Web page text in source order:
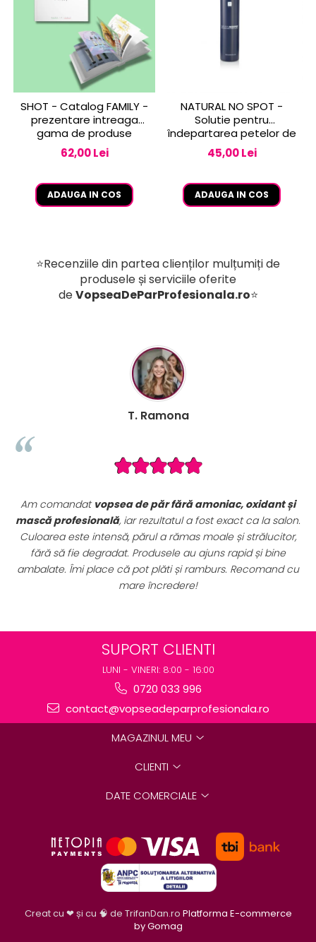
SHOT - Catalog FAMILY -
prezentare intreaga
gama de produse
62,00 Lei
ADAUGA IN COS
NATURAL NO SPOT -
Solutie pentru
îndepartarea petelor de
vopsea de pe piele 250
ml
45,00 Lei
ADAUGA IN COS
⭐Recenziile din partea clienților mulțumiți de
produsele și serviciile oferite
deVopseaDeParProfesionala.ro⭐
T. Ramona
Am comandat vopsea de păr fără amoniac, oxidant și
mască profesională, iar rezultatul a fost exact ca la salon.
Culoarea este intensă, părul a rămas moale și strălucitor,
fără să fie degradat. Produsele au ajuns rapid și bine
ambalate. Îmi place că pot plăti și ramburs. Recomand cu
mare încredere!
SUPORT CLIENTI
LUNI - VINERI: 8:00 - 16:00
0720 033 996
contact@vopseadeparprofesionala.ro
MAGAZINUL MEU
CLIENTI
DATE COMERCIALE
Creat cu ❤ și cu 🧠 de TrifanDan.ro Platforma E-commerce
by Gomag